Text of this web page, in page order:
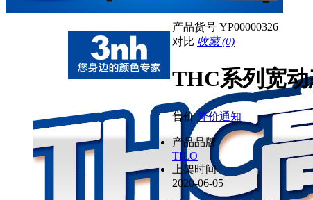
产品货号 YP00000326
对比 收藏 (0)
THC系列宽
售价 降价通知
产品品牌
TILO
上架时间
2020-06-05